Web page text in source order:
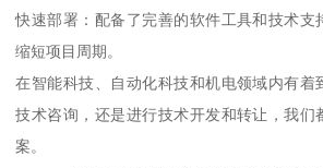
快速部署：配备了完善的软件工具和技术支
缩短项目周期。
在智能科技、自动化科技和机电领域内有着
技术咨询，还是进行技术开发和转让，我们
案。